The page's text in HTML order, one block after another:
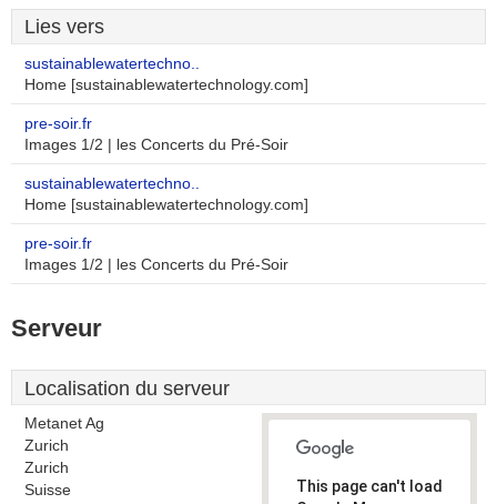
Lies vers
sustainablewatertechno..
Home [sustainablewatertechnology.com]
pre-soir.fr
Images 1/2 | les Concerts du Pré-Soir
sustainablewatertechno..
Home [sustainablewatertechnology.com]
pre-soir.fr
Images 1/2 | les Concerts du Pré-Soir
Serveur
Localisation du serveur
Metanet Ag
Zurich
Zurich
Suisse
This page can't load